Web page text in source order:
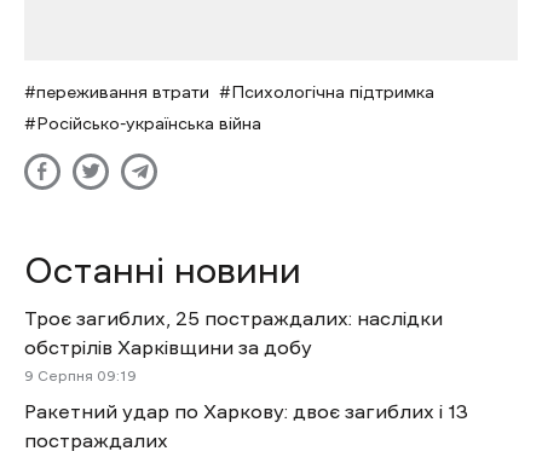
переживання втрати
Психологічна підтримка
Російсько-українська війна
Останні новини
Троє загиблих, 25 постраждалих: наслідки
обстрілів Харківщини за добу
9 Cерпня 09:19
Ракетний удар по Харкову: двоє загиблих і 13
постраждалих